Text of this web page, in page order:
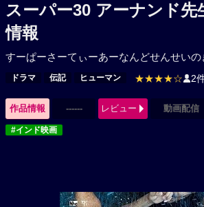
スーパー30 アーナンド先
情報
すーぱーさーてぃーあーなんどせんせいの
ドラマ 伝記 ヒューマン ★★★★☆ 2
作品情報 ------ レビュー 動画配信
#インド映画